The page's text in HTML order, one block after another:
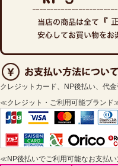
クレジットカード、NP後払い、代
≪クレジット・ご利用可能ブランド
≪NP後払いでご利用可能なお支払